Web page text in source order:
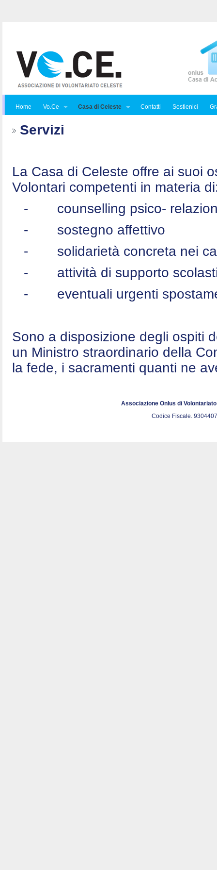
Home Vo.Ce Casa di Celeste Contatti Sostienici
Servizi
La Casa di Celeste offre ai suoi
Volontari competenti in materia
-
counselling psico-
-
sostegno affettivo
-
solidarietà concreta nei
-
attività di supporto
-
eventuali urgenti
Sono a disposizione degli ospiti
un Ministro straordinario della
la fede, i sacramenti quanti ne
Associazione Onlus di
Codice Fiscale.